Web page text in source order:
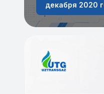
декабря 2020